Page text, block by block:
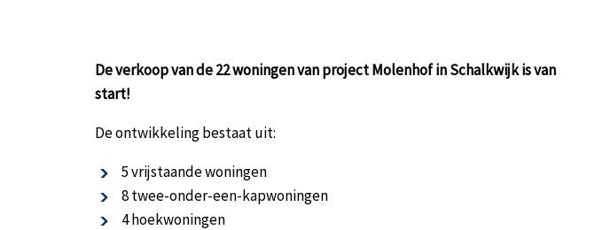
De verkoop van de 22 woningen van project Molenhof in Schalkwijk is van
start!
De ontwikkeling bestaat uit:
5 vrijstaande woningen
8 twee-onder-een-kapwoningen
4 hoekwoningen